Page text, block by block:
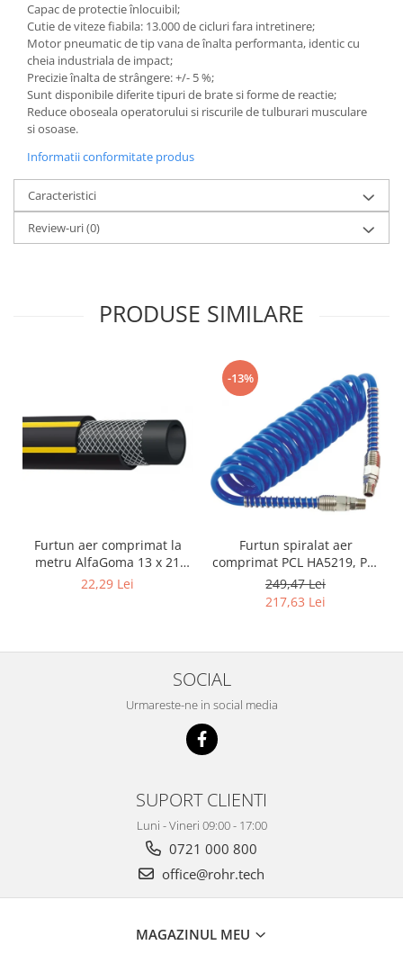
Capac de protectie înlocuibil;
Cutie de viteze fiabila: 13.000 de cicluri fara intretinere;
Motor pneumatic de tip vana de înalta performanta, identic cu
cheia industriala de impact;
Precizie înalta de strângere: +/- 5 %;
Sunt disponibile diferite tipuri de brate si forme de reactie;
Reduce oboseala operatorului si riscurile de tulburari musculare
si osoase.
Informatii conformitate produs
Caracteristici
Review-uri(0)
PRODUSE SIMILARE
Furtun aer comprimat la
metru AlfaGoma 13 x 21
mm, 20 bar, rezistent la
22,29 Lei
-13%
Furtun spiralat aer
comprimat PCL HA5219, PU,
8 x 12 mm, 10 m, filet 1/4"
BSP
249,47 Lei
217,63 Lei
SOCIAL
Urmareste-ne in social media
SUPORT CLIENTI
Luni - Vineri 09:00 - 17:00
0721 000 800
office@rohr.tech
MAGAZINUL MEU